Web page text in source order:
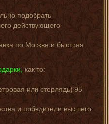
подобрать
действующего
по Москве и быстрая
как то:
или стерлядь) 95
и победители высшего